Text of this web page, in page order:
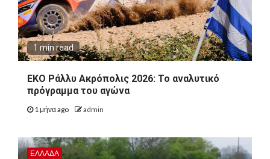
1 min read
ΕΚΟ Ράλλυ Ακρόπολις 2026: Το αναλυτικό
πρόγραμμα του αγώνα
1 μήνα ago admin
ΕΛΛΑΔΑ